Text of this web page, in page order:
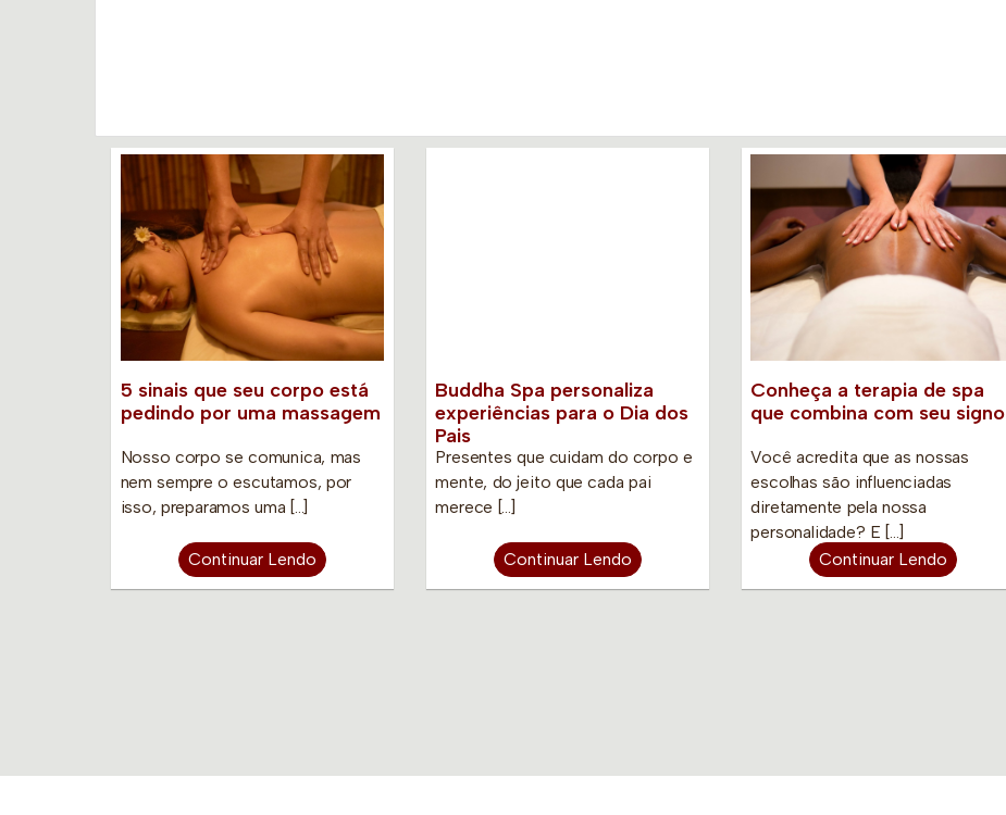
5 sinais que seu corpo está
pedindo por uma massagem
Nosso corpo se comunica, mas
nem sempre o escutamos, por
isso, preparamos uma […]
Continuar Lendo
Buddha Spa personaliza
experiências para o Dia dos
Pais
Presentes que cuidam do corpo e
mente, do jeito que cada pai
merece […]
Continuar Lendo
Conheça a terapia de spa
que combina com seu signo
Você acredita que as nossas
escolhas são influenciadas
diretamente pela nossa
personalidade? E […]
Continuar Lendo